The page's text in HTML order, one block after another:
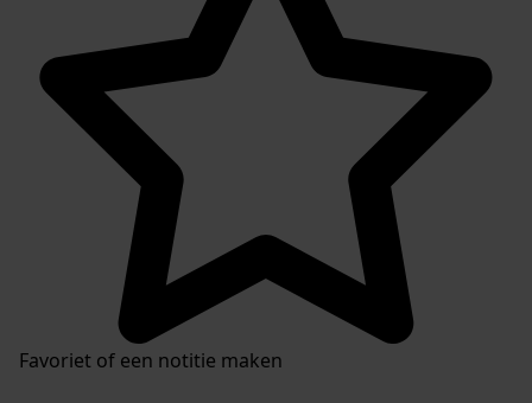
Favoriet of een notitie maken